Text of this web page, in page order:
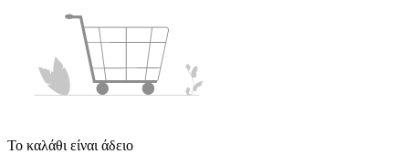
Το καλάθι είναι άδειο